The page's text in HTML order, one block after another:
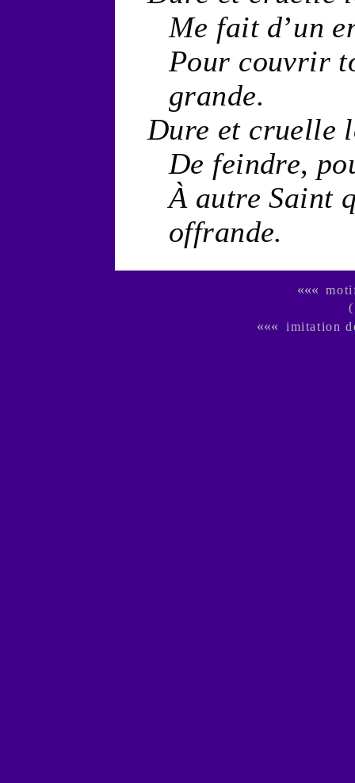
Me fait d’un
Pour couvrir
grande.
Dure et cruelle
De feindre,
À autreSaint
offrande.
«««
««« imitation